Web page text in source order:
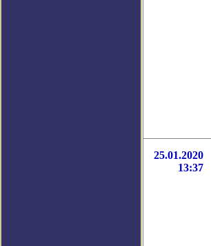
25.01.2020
13:37